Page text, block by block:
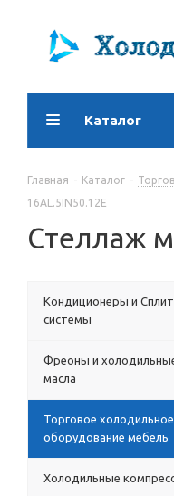
Каталог
Главная - Каталог -
16AL.5IN50.12E
Стеллаж
Кондиционеры и
системы
Фреоны и
масла
Торговое холодильное
оборудование мебель
Холодильные